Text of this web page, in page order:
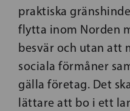
praktiska
flytta inom Norden
besvär och utan att
sociala förmåner
gälla företag. Det
lättare att bo i ett